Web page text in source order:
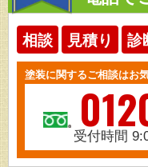
相談 見積り 診
塗装に関するご相談はお
受付時間